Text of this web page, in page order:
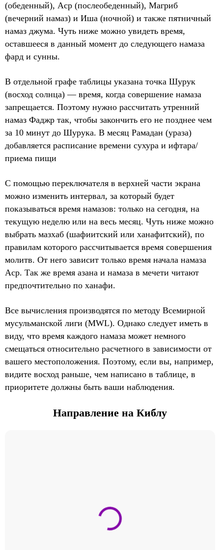
(обеденный), Аср (послеобеденный), Магриб
(вечерний намаз) и Иша (ночной) и также пятничный
намаз джума. Чуть ниже можно увидеть время,
оставшееся в данный момент до следующего намаза
фард и сунны.
В отдельной графе таблицы указана точка Шурук
(восход солнца) — время, когда совершение намаза
запрещается. Поэтому нужно рассчитать утренний
намаз Фаджр так, чтобы закончить его не позднее чем
за 10 минут до Шурука. В месяц Рамадан (ураза)
добавляется расписание времени сухура и ифтара/
приема пищи
С помощью переключателя в верхней части экрана
можно изменить интервал, за который будет
показываться время намазов: только на сегодня, на
текущую неделю или на весь месяц. Чуть ниже можно
выбрать мазхаб (шафиитский или ханафитский), по
правилам которого рассчитывается время совершения
молитв. От него зависит только время начала намаза
Аср. Так же время азана и намаза в мечети читают
предпочтительно по ханафи.
Все вычисления производятся по методу Всемирной
мусульманской лиги (MWL). Однако следует иметь в
виду, что время каждого намаза может немного
смещаться относительно расчетного в зависимости от
вашего местоположения. Поэтому, если вы, например,
видите восход раньше, чем написано в таблице, в
приоритете должны быть ваши наблюдения.
Направление на Киблу